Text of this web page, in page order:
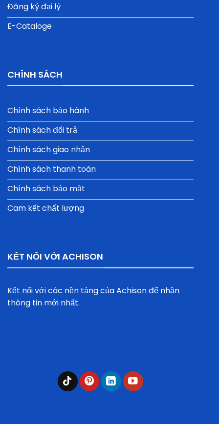
Đăng ký đại lý
E-Cataloge
CHÍNH SÁCH
Chính sách bảo hành
Chính sách đổi trả
Chính sách giao nhận
Chính sách thanh toán
Chính sách bảo mật
Cam kết chất lượng
KẾT NỐI VỚI ACHISON
Kết nối với các nền tảng của Achison để nhận
thông tin mới nhất.